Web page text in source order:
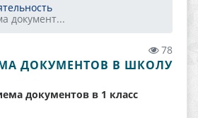
документ...
78
ДОКУМЕНТОВ В ШКОЛУ
документов в 1 класс